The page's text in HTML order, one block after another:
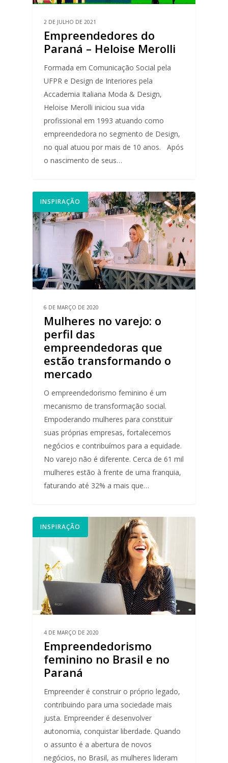
2 DE JULHO DE 2021
Empreendedores do
Paraná – Heloise Merolli
Formada em Comunicação Social pela
UFPR e Design de Interiores pela
Accademia Italiana Moda & Design,
Heloise Merolli iniciou sua vida
profissional em 1993 atuando como
empreendedora no segmento de Design,
no qual atuou por mais de 10 anos. Após
o nascimento de seus…
INSPIRAÇÃO
6 DE MARÇO DE 2020
Mulheres no varejo: o
perfil das
empreendedoras que
estão transformando o
mercado
O empreendedorismo feminino é um
mecanismo de transformação social.
Empoderando mulheres para constituir
suas próprias empresas, fortalecemos
negócios e contribuímos para a equidade.
No varejo não é diferente. Cerca de 61 mil
mulheres estão à frente de uma franquia,
faturando até 32% a mais que…
INSPIRAÇÃO
4 DE MARÇO DE 2020
Empreendedorismo
feminino no Brasil e no
Paraná
Empreender é construir o próprio legado,
contribuindo para uma sociedade mais
justa. Empreender é desenvolver
autonomia, conquistar liberdade. Quando
o assunto é a abertura de novos
negócios, no Brasil, as mulheres lideram